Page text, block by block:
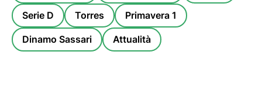
Serie D Torres Primavera 1
Dinamo Sassari Attualità